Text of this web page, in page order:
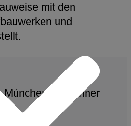
mit den
und
München, Münchner